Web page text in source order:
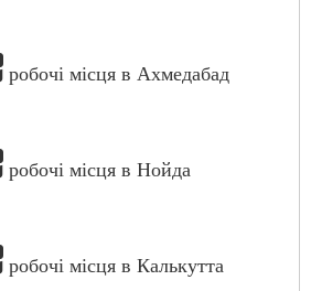
робочі місця в Ахмедабад
робочі місця в Нойда
робочі місця в Калькутта